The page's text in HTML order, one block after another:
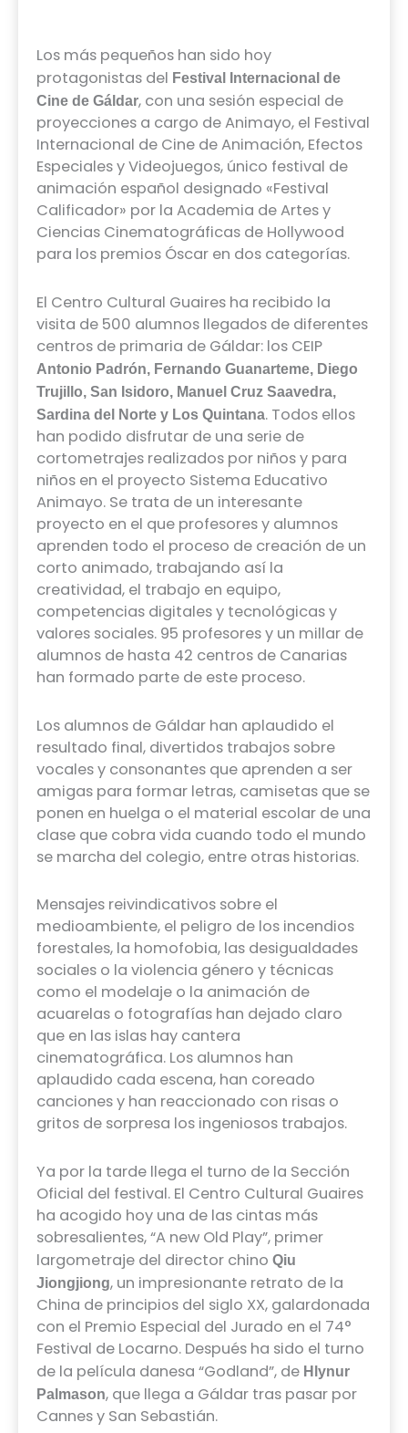
Los más pequeños han sido hoy
protagonistas del Festival Internacional de
Cine de Gáldar, con una sesión especial de
proyecciones a cargo de Animayo, el Festival
Internacional de Cine de Animación, Efectos
Especiales y Videojuegos, único festival de
animación español designado «Festival
Calificador» por la Academia de Artes y
Ciencias Cinematográficas de Hollywood
para los premios Óscar en dos categorías.
El Centro Cultural Guaires ha recibido la
visita de 500 alumnos llegados de diferentes
centros de primaria de Gáldar: los CEIP
Antonio Padrón, Fernando Guanarteme, Diego
Trujillo, San Isidoro, Manuel Cruz Saavedra,
Sardina del Norte y Los Quintana. Todos ellos
han podido disfrutar de una serie de
cortometrajes realizados por niños y para
niños en el proyecto Sistema Educativo
Animayo. Se trata de un interesante
proyecto en el que profesores y alumnos
aprenden todo el proceso de creación de un
corto animado, trabajando así la
creatividad, el trabajo en equipo,
competencias digitales y tecnológicas y
valores sociales. 95 profesores y un millar de
alumnos de hasta 42 centros de Canarias
han formado parte de este proceso.
Los alumnos de Gáldar han aplaudido el
resultado final, divertidos trabajos sobre
vocales y consonantes que aprenden a ser
amigas para formar letras, camisetas que se
ponen en huelga o el material escolar de una
clase que cobra vida cuando todo el mundo
se marcha del colegio, entre otras historias.
Mensajes reivindicativos sobre el
medioambiente, el peligro de los incendios
forestales, la homofobia, las desigualdades
sociales o la violencia género y técnicas
como el modelaje o la animación de
acuarelas o fotografías han dejado claro
que en las islas hay cantera
cinematográfica. Los alumnos han
aplaudido cada escena, han coreado
canciones y han reaccionado con risas o
gritos de sorpresa los ingeniosos trabajos.
Ya por la tarde llega el turno de la Sección
Oficial del festival. El Centro Cultural Guaires
ha acogido hoy una de las cintas más
sobresalientes, “A new Old Play”, primer
largometraje del director chino Qiu
Jiongjiong, un impresionante retrato de la
China de principios del siglo XX, galardonada
con el Premio Especial del Jurado en el 74°
Festival de Locarno. Después ha sido el turno
de la película danesa “Godland”, de Hlynur
Palmason, que llega a Gáldar tras pasar por
Cannes y San Sebastián.